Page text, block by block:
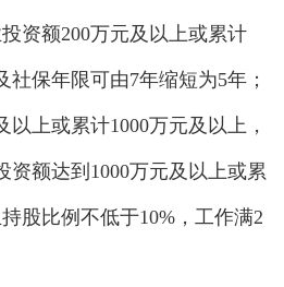
额200万元及以上或累计
社保年限可由7年缩短为5年；
上或累计1000万元及以上，
资额达到1000万元及以上或累
股比例不低于10%，工作满2